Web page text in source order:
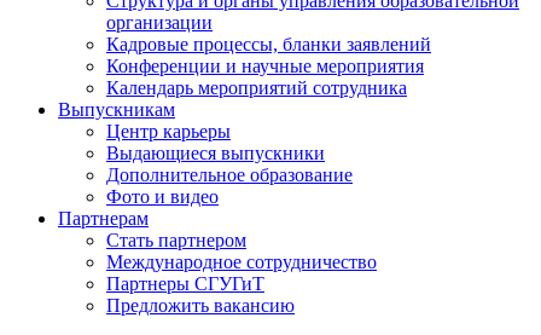
организации
Кадровые процессы, бланки заявлений
Конференции и научные мероприятия
Календарь мероприятий сотрудника
Выпускникам
Центр карьеры
Выдающиеся выпускники
Дополнительное образование
Фото и видео
Партнерам
Стать партнером
Международное сотрудничество
Партнеры СГУГиТ
Предложить вакансию